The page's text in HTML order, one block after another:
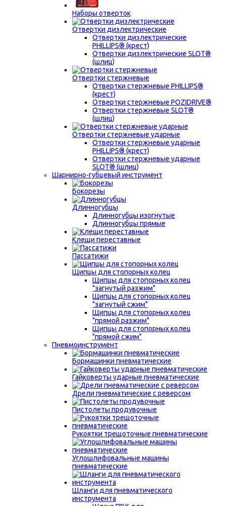
Наборы отверток
Отвертки диэлектрические
Отвертки диэлектрические
PHILLIPS® (крест)
Отвертки диэлектрические SLOT®
(шлиц)
Отвертки стержневые
Отвертки стержневые PHILLIPS®
(крест)
Отвертки стержневые POZIDRIVE®
Отвертки стержневые SLOT®
(шлиц)
Отвертки стержневые ударные
Отвертки стержневые ударные
PHILLIPS® (крест)
Отвертки стержневые ударные
SLOT® (шлиц)
Шарнирно-губцевый инструмент
Бокорезы
Длинногубцы
Длинногубцы изогнутые
Длинногубцы прямые
Клещи переставные
Пассатижи
Щипцы для стопорных колец
Щипцы для стопорных колец
"загнутый разжим"
Щипцы для стопорных колец
"загнутый сжим"
Щипцы для стопорных колец
"прямой разжим"
Щипцы для стопорных колец
"прямой сжим"
Пневмоинструмент
Бормашинки пневматические
Гайковерты ударные пневматические
Дрели пневматические с реверсом
Пистолеты продувочные
Рукоятки трещоточные пневматические
Углошлифовальные машины
пневматические
Шланги для пневматического
инструмента